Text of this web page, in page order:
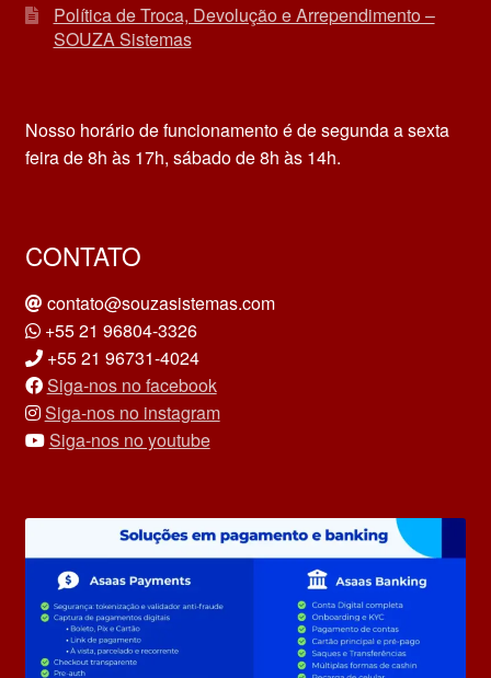
Política de Troca, Devolução e Arrependimento –
SOUZA Sistemas
Nosso horário de funcionamento é de segunda a sexta
feira de 8h às 17h, sábado de 8h às 14h.
CONTATO
contato@souzasistemas.com
+55 21 96804-3326
+55 21 96731-4024
Siga-nos no facebook
Siga-nos no instagram
Siga-nos no youtube